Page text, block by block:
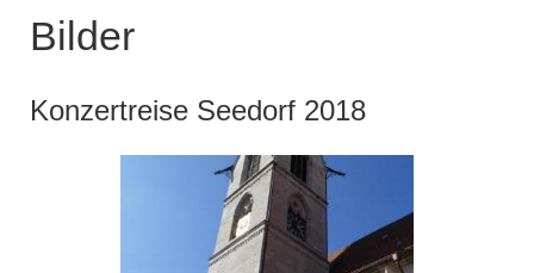
Bilder
Konzertreise Seedorf 2018